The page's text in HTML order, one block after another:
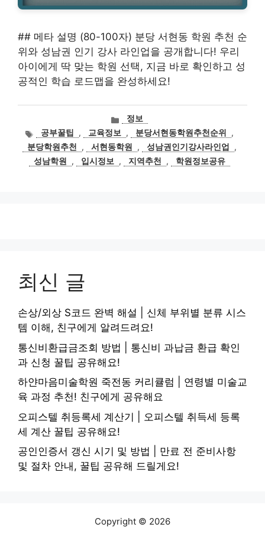
## 메타 설명 (80-100자) 분당 서현동 학원 추천 순
위와 성남권 인기 강사 라인업을 공개합니다! 우리
아이에게 딱 맞는 학원 선택, 지금 바로 확인하고 성
공적인 학습 로드맵을 완성하세요!
카
고
리
정보
태
그
공부꿀팁 , 교육정보 , 분당서현동학원추천순위
,
분당학원추천
, 서현동학원 , 성남권인기강사라인업
,
성남학원
, 입시정보 , 지역추천 , 학원정보공유
최신 글
손상/외상 S코드 완벽 해설 | 신체 부위별 분류 시스
템 이해, 친구에게 알려드려요!
통신비환급금조회 방법 | 통신비 과납금 환급 확인
과 신청 꿀팁 공유해요!
하얀마음미술학원 죽전동 커리큘럼 | 연령별 미술교
육 과정 추천! 친구에게 공유해요
오피스텔 취등록세 계산기 | 오피스텔 취득세 등록
세 계산 꿀팁 공유해요!
공인인증서 갱신 시기 및 방법 | 만료 전 준비사항
및 절차 안내, 꿀팁 공유해 드릴게요!
Copyright © 2026